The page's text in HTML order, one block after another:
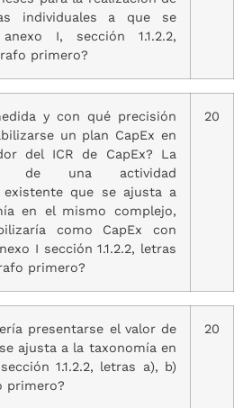
individuales a que se
I, sección 1.1.2.2,
primero?
y con qué precisión
un plan CapEx en
del ICR de CapEx? La
de una actividad
existente que se ajusta a
en el mismo complejo,
como CapEx con
I sección 1.1.2.2, letras
primero?
20
presentarse el valor de
ajusta a la taxonomía en
1.1.2.2, letras a), b)
primero?
20